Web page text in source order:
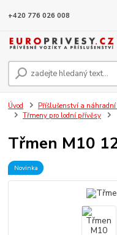
+420 776 026 008
Úvod Příšlušenství a
Třmeny pro lodní přívěsy
Třmen M10
Novinka